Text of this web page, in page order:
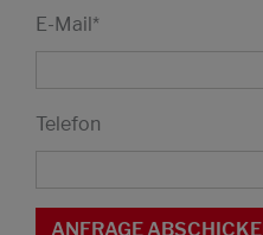
E-Mail*
Telefon